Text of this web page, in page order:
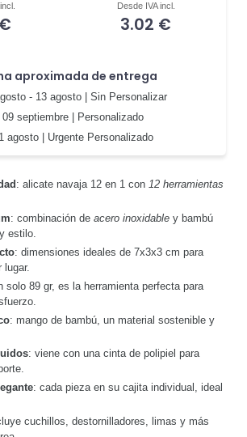
Desde IVA incl.
3.02 €
aproximada de entrega
- 13 agosto| Sin Personalizar
09 septiembre | Personalizado
agosto | Urgente Personalizado
: alicate navaja 12 en 1 con 12 herramientas
: combinación de acero inoxidabley bambú
estilo.
: dimensiones ideales de 7x3x3 cm para
lugar.
solo 89 gr, es la herramienta perfecta para
: mango de bambú, un material sostenible y
: viene con una cinta de polipiel para
: cada pieza en su cajita individual, ideal
cuchillos, destornilladores, limas y más